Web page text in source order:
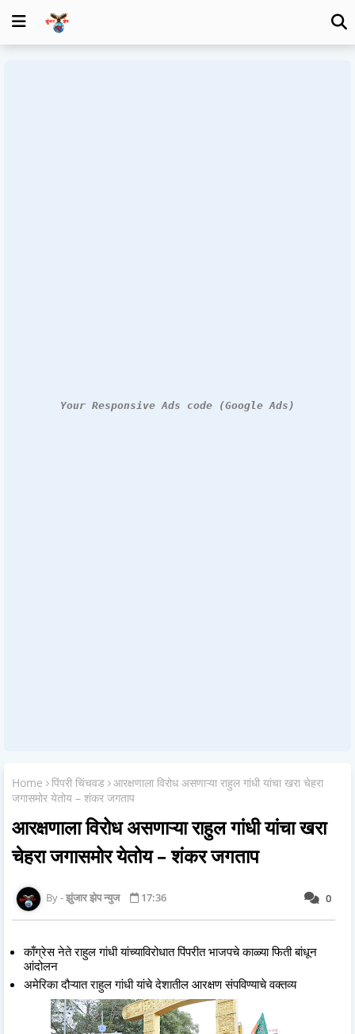
Your Responsive Ads code (Google Ads)
Home पिंपरी चिंचवड आरक्षणाला विरोध असणाऱ्या राहुल गांधी यांचा खरा चेहरा
जगासमोर येतोय – शंकर जगताप
आरक्षणाला विरोध असणाऱ्या राहुल गांधी यांचा खरा
चेहरा जगासमोर येतोय – शंकर जगताप
0
झुंजार झेप न्युज 17:36
काँग्रेस नेते राहुल गांधी यांच्याविरोधात पिंपरीत भाजपचे काळ्या फिती बांधून
आंदोलन
अमेरिका दौऱ्यात राहुल गांधी यांचे देशातील आरक्षण संपविण्याचे वक्तव्य